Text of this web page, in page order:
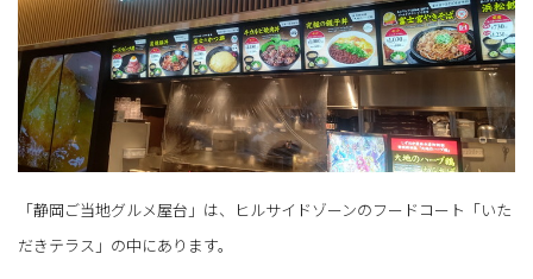
「静岡ご当地グルメ屋台」は、ヒルサイドゾーンのフードコート「いた
だきテラス」の中にあります。